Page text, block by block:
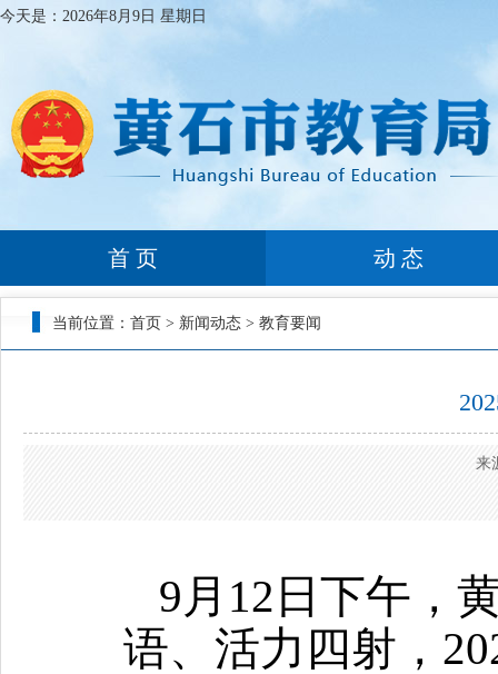
今天是： 2026年8月9日 星期日
首 页 动 态
当前位置： 首页 > 新闻动态 > 教育要闻
来
9月12日下午，
语、活力四射，